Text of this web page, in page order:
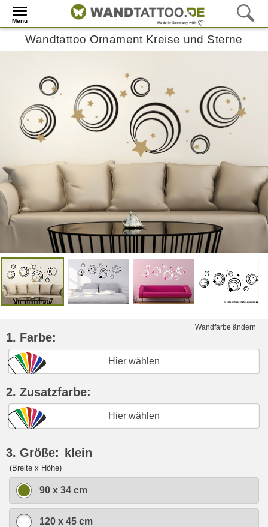
Menü
Wandtattoo Ornament Kreise und Sterne
Wandfarbe ändern
1. Farbe:
Hier wählen
2. Zusatzfarbe:
Hier wählen
3. Größe: klein
(Breite x Höhe)
90 x 34 cm
120 x 45 cm